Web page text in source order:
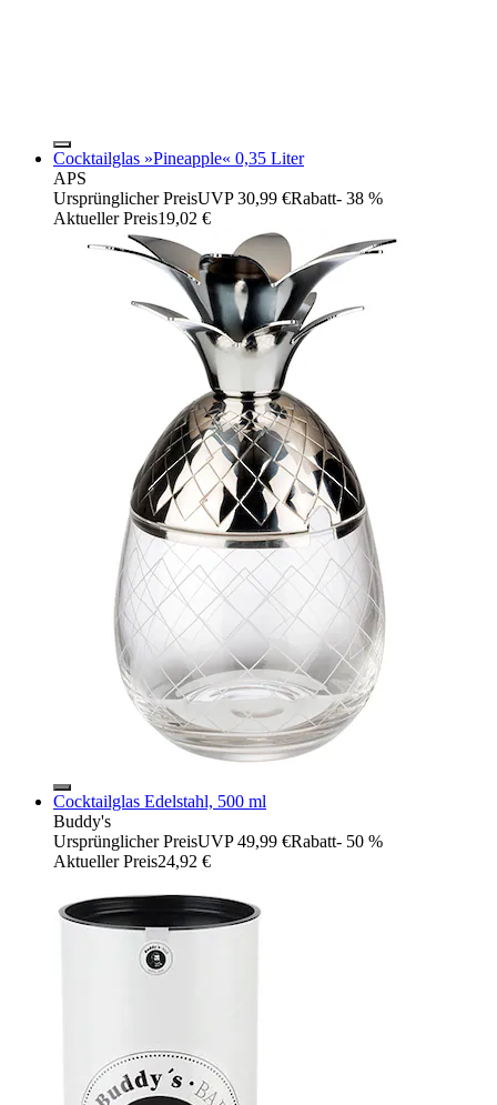
Cocktailglas »Pineapple« 0,35 Liter
APS
Ursprünglicher PreisUVP 30,99 €Rabatt- 38 %
Aktueller Preis19,02 €
Cocktailglas Edelstahl, 500 ml
Buddy's
Ursprünglicher PreisUVP 49,99 €Rabatt- 50 %
Aktueller Preis24,92 €